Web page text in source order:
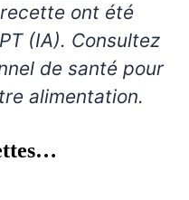
(IA). Consultez
de santé pour
alimentation.